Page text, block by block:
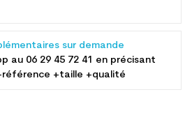
sur demande
au 06 29 45 72 41 en précisant
+taille +qualité